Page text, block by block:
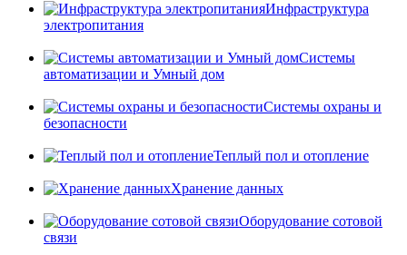
Инфраструктура
электропитания
Системы
автоматизации и Умный дом
Системы охраны и
безопасности
Теплый пол и отопление
Хранение данных
Оборудование сотовой
связи